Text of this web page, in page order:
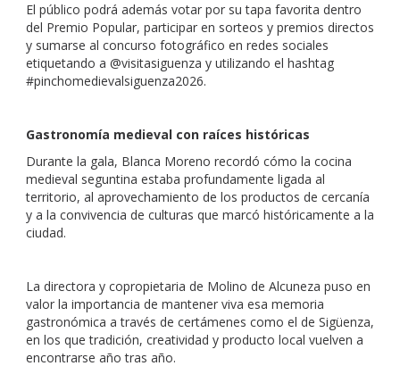
El público podrá además votar por su tapa favorita dentro
del Premio Popular, participar en sorteos y premios directos
y sumarse al concurso fotográfico en redes sociales
etiquetando a @visitasiguenza y utilizando el hashtag
#pinchomedievalsiguenza2026.
Gastronomía medieval con raíces históricas
Durante la gala, Blanca Moreno recordó cómo la cocina
medieval seguntina estaba profundamente ligada al
territorio, al aprovechamiento de los productos de cercanía
y a la convivencia de culturas que marcó históricamente a la
ciudad.
La directora y copropietaria de Molino de Alcuneza puso en
valor la importancia de mantener viva esa memoria
gastronómica a través de certámenes como el de Sigüenza,
en los que tradición, creatividad y producto local vuelven a
encontrarse año tras año.